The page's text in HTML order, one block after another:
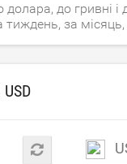
до гривні
за місяць,
USD